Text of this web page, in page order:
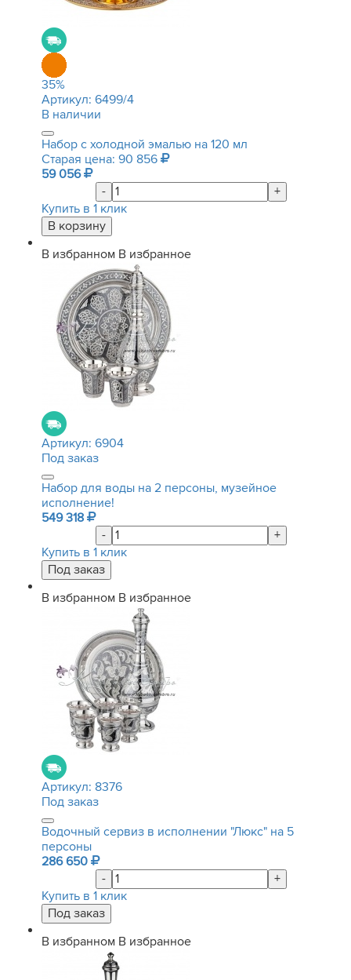
35%
Артикул: 6499/4
В наличии
Набор с холодной эмалью на 120 мл
Старая цена: 90 856
59 056
-
+
Купить в 1 клик
В избранном В избранное
Артикул: 6904
Под заказ
Набор для воды на 2 персоны, музейное
исполнение!
549 318
-
+
Купить в 1 клик
В избранном В избранное
Артикул: 8376
Под заказ
Водочный сервиз в исполнении "Люкс" на 5
персоны
286 650
-
+
Купить в 1 клик
В избранном В избранное